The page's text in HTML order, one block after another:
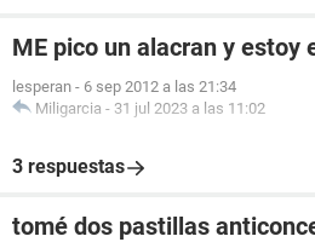
ME pico un alacran y estoy
lesperan - 6 sep 2012 a las 21:34
Miligarcia - 31 jul 2023 a las 11:02
3 respuestas
tomé dos pastillas